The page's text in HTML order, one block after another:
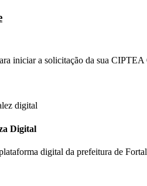
iniciar a solicitação da sua
Digital
digital da prefeitura de